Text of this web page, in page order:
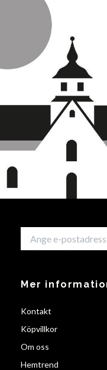
Mer
Kontakt
Köpvillkor
Om oss
Hemtrend